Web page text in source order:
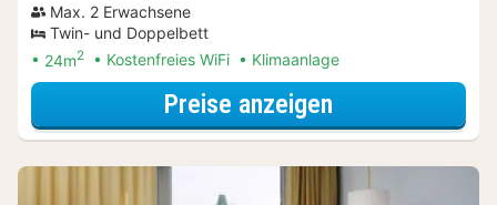
Max. 2 Erwachsene
Twin- und Doppelbett
24m2 Kostenfreies WiFi Klimaanlage
Preise anzeigen